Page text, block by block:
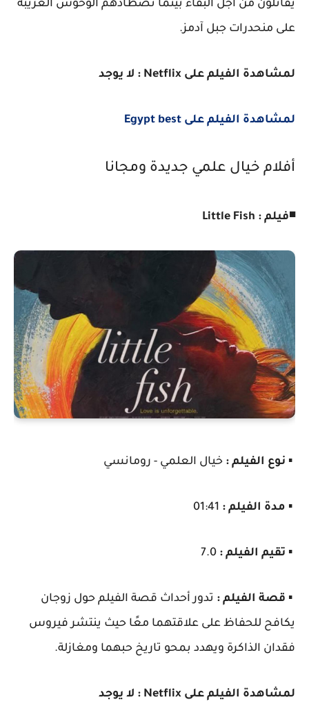
يقاتلون من أجل البقاء بينما تصطادهم الوحوش الغريبة
على منحدرات جبل آدمز.
لمشاهدة الفيلم على Netflix : لا يوجد
لمشاهدة الفيلم على Egypt best
أفلام خيال علمي جديدة ومجانا
◾فيلم : Little Fish
▪️ نوع الفيلم : خيال العلمي - رومانسي
▪️ مدة الفيلم :
▪️ تقيم الفيلم :
▪️ قصة الفيلم : تدور أحداث قصة الفيلم حول زوجان
يكافح للحفاظ على علاقتهما معًا حيث ينتشر فيروس
فقدان الذاكرة ويهدد بمحو تاريخ حبهما ومغازلة.
لمشاهدة الفيلم على Netflix : لا يوجد